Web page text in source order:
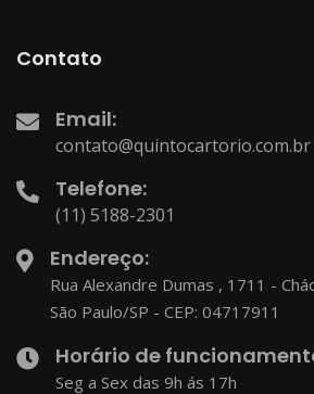
Contato
Email:
contato@quintocartorio.com.br
Telefone:
(11) 5188-2301
Endereço:
Rua Alexandre Dumas , 1711 -
São Paulo/SP - CEP: 04717911
Horário de
Seg a Sex das 9h ás 17h